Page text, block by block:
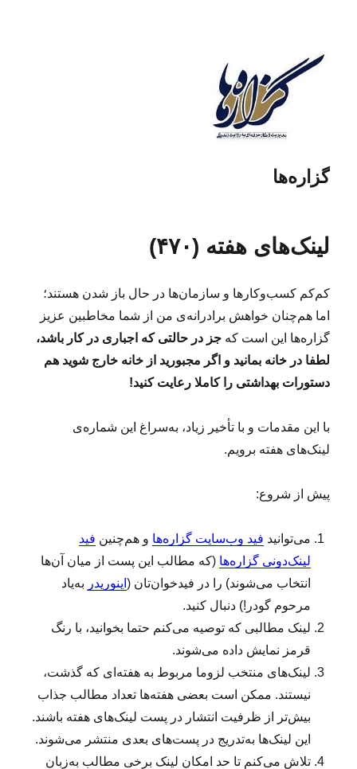
گزاره‌ها
لینک‌های هفته (۴۷۰)
کم‌کم کسب‌وکارها و سازمان‌ها در حال باز شدن هستند؛
اما هم‌چنان خواهش برادرانه‌ی من از شما مخاطبین عزیز
گزاره‌ها این است کهجز در حالتی که اجباری در کار باشد،
لطفا در خانه بمانید و اگر مجبورید از خانه خارج شوید هم
دستورات بهداشتی را کاملا رعایت کنید!
با این مقدمات و با تأخیر زیاد، به‌سراغ این شماره‌ی
لینک‌های هفته برویم.
پیش از شروع:
می‌توانید فید وب‌سایت گزاره‌ها و هم‌چنین فید
لینک‌دونی گزاره‌ها (که مطالب این پست از میان آن‌ها
انتخاب می‌شوند) را در فیدخوان‌تان ( اینوریدر به‌یاد
مرحوم گودر!) دنبال کنید.
لینک‌ مطالبی که توصیه می‌کنم حتما بخوانید، با رنگ
قرمز نمایش داده می‌شوند.
لینک‌‌های منتخب لزوما مربوط به هفته‌ای که گذشت،
نیستند. ممکن است بعضی هفته‌ها تعداد مطالب جذاب
بیش‌تر از ظرفیت انتشار در پست لینک‌های هفته باشند.
این لینک‌ها به‌تدریج در پست‌های بعدی منتشر می‌شوند.
تلاش می‌کنم تا حد امکان لینک برخی مطالب به‌زبان